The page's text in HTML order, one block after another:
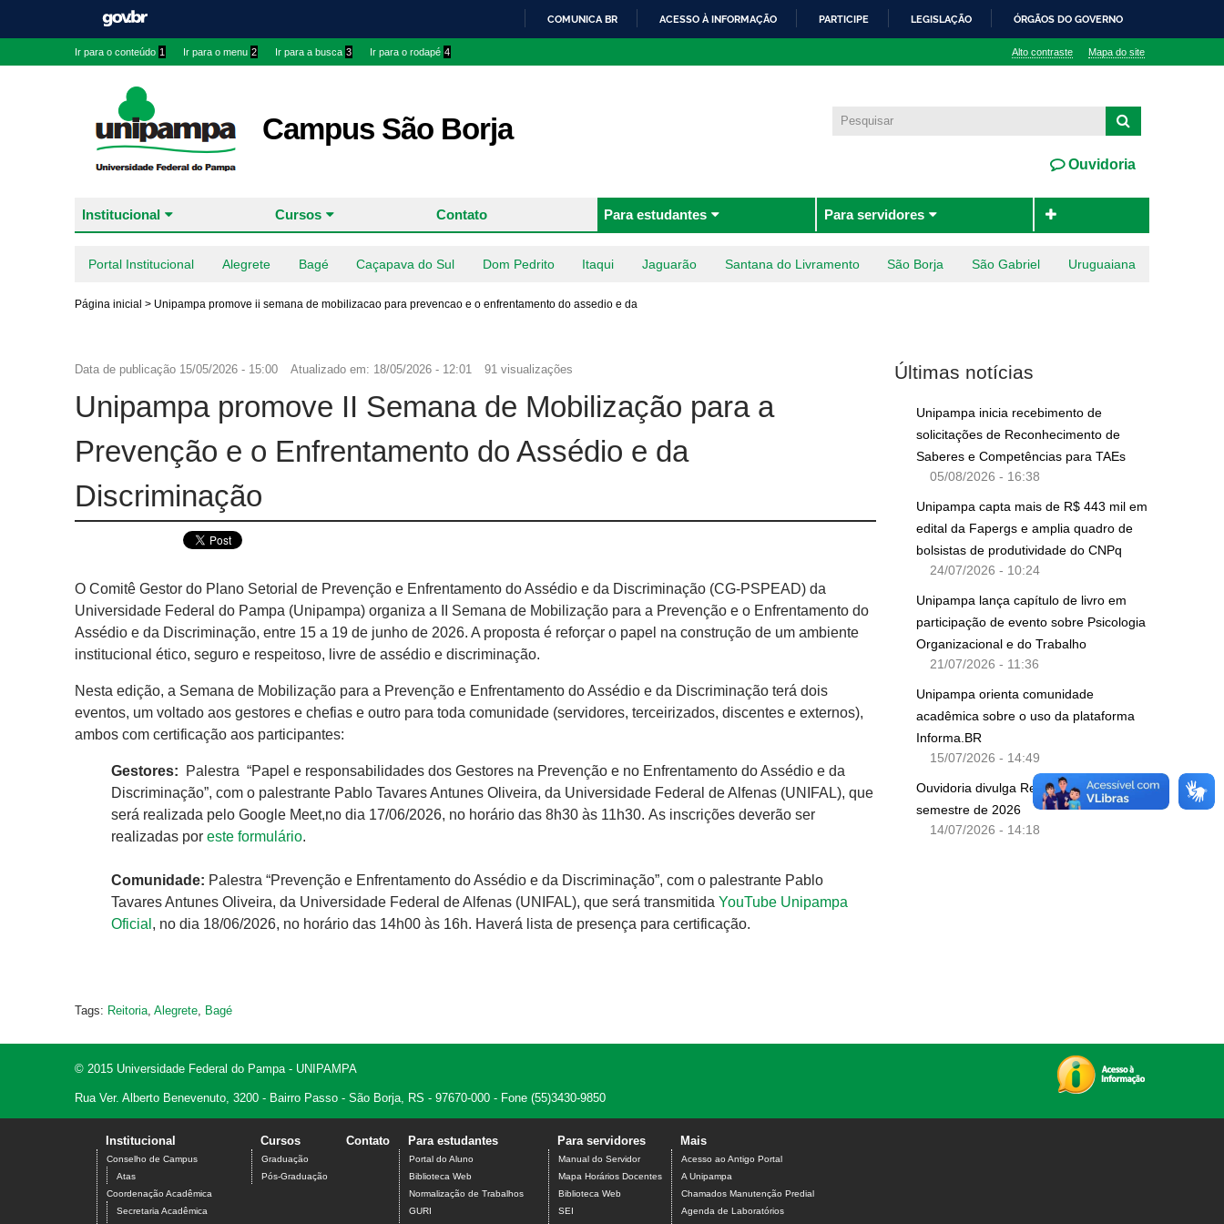
COMUNICA BR ACESSO À INFORMAÇÃO PARTICIPE LEGISLAÇÃO ÓRGÃOS DO GOVERNO
Ir para o conteúdo 1 Ir para o menu 2 Ir para a busca 3 Ir para o rodapé 4 Alto contraste Mapa do site
Campus São Borja
Ouvidoria
Institucional Cursos Contato Para estudantes Para servidores
Portal Institucional Alegrete Bagé Caçapava do Sul Dom Pedrito Itaqui Jaguarão Santana do Livramento São Borja São Gabriel Uruguaiana
Página inicial > Unipampa promove ii semana de mobilizacao para prevencao e o enfrentamento do assedio e da
Data de publicação 15/05/2026 - 15:00 Atualizado em: 18/05/2026 - 12:01 91 visualizações
Unipampa promove II Semana de Mobilização para a
Prevenção e o Enfrentamento do Assédio e da
Discriminação
O Comitê Gestor do Plano Setorial de Prevenção e Enfrentamento do Assédio e da Discriminação (CG-PSPEAD) da
Universidade Federal do Pampa (Unipampa) organiza a II Semana de Mobilização para a Prevenção e o Enfrentamento do
Assédio e da Discriminação, entre 15 a 19 de junho de 2026. A proposta é reforçar o papel na construção de um ambiente
institucional ético, seguro e respeitoso, livre de assédio e discriminação.
Nesta edição, a Semana de Mobilização para a Prevenção e Enfrentamento do Assédio e da Discriminação terá dois
eventos, um voltado aos gestores e chefias e outro para toda comunidade (servidores, terceirizados, discentes e externos),
ambos com certificação aos participantes:
Gestores: Palestra “Papel e responsabilidades dos Gestores na Prevenção e no Enfrentamento do Assédio e da
Discriminação”, com o palestrante Pablo Tavares Antunes Oliveira, da Universidade Federal de Alfenas (UNIFAL), que
será realizada pelo Google Meet,no dia 17/06/2026, no horário das 8h30 às 11h30. As inscrições deverão ser
realizadas por este formulário.
Comunidade: Palestra “Prevenção e Enfrentamento do Assédio e da Discriminação”, com o palestrante Pablo
Tavares Antunes Oliveira, da Universidade Federal de Alfenas (UNIFAL), que será transmitida YouTube Unipampa
Oficial , no dia 18/06/2026, no horário das 14h00 às 16h. Haverá lista de presença para certificação.
Tags: Reitoria Alegrete Bagé
Últimas notícias
Unipampa inicia recebimento de
solicitações de Reconhecimento de
Saberes e Competências para TAEs
05/08/2026 - 16:38
Unipampa capta mais de R$ 443 mil em
edital da Fapergs e amplia quadro de
bolsistas de produtividade do CNPq
24/07/2026 - 10:24
Unipampa lança capítulo de livro em
participação de evento sobre Psicologia
Organizacional e do Trabalho
21/07/2026 - 11:36
Unipampa orienta comunidade
acadêmica sobre o uso da plataforma
Informa.BR
15/07/2026 - 14:49
Ouvidoria divulga Relatório do primeiro
semestre de 2026
14/07/2026 - 14:18
© 2015 Universidade Federal do Pampa - UNIPAMPA
Rua Ver. Alberto Benevenuto, 3200 - Bairro Passo - São Borja, RS - 97670-000 - Fone (55)3430-9850
Institucional
Conselho de Campus
Atas
Coordenação Acadêmica
Secretaria Acadêmica
Cursos
Graduação
Pós-Graduação
Contato Para estudantes
Portal do Aluno
Biblioteca Web
Normalização de Trabalhos
GURI
Para servidores
Manual do Servidor
Mapa Horários Docentes
Biblioteca Web
SEI
Mais
Acesso ao Antigo Portal
A Unipampa
Chamados Manutenção Predial
Agenda de Laboratórios